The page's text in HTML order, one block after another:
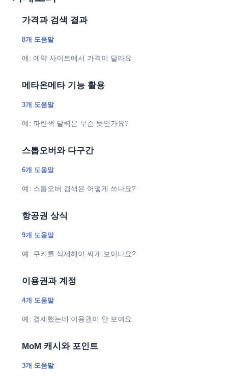
가격과 검색 결과
8개 도움말
예: 예약 사이트에서 가격이 달라요
메타온메타 기능 활용
3개 도움말
예: 파란색 달력은 무슨 뜻인가요?
스톱오버와 다구간
6개 도움말
예: 스톱오버 검색은 어떻게 쓰나요?
항공권 상식
9개 도움말
예: 쿠키를 삭제해야 싸게 보이나요?
이용권과 계정
4개 도움말
예: 결제했는데 이용권이 안 보여요
MoM 캐시와 포인트
3개 도움말